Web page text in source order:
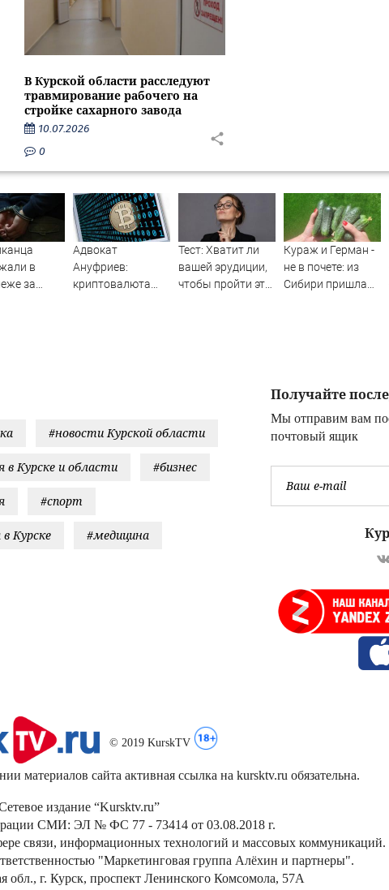
В Курской области расследуют
травмирование рабочего на
стройке сахарного завода
10.07.2026
0
в
за
Адвокат
Ануфриев:
криптовалюта
Тест: Хватит ли
вашей эрудиции,
чтобы пройти эту
Кураж и Герман -
не в почете: из
Сибири пришла
Получайте
Мы отправим вам
почтовый ящик
#новости Курской области
в Курске и области #бизнес
#спорт
Курске #медицина
© 2019 KurskTV
материалов сайта активная ссылка на kursktv.ru обязательна.
издание “Kursktv.ru”
СМИ: ЭЛ № ФС 77 - 73414 от 03.08.2018 г.
связи, информационных технологий и массовых коммуникаций.
"Маркетинговая группа Алёхин и партнеры".
обл., г. Курск, проспект Ленинского Комсомола, 57А